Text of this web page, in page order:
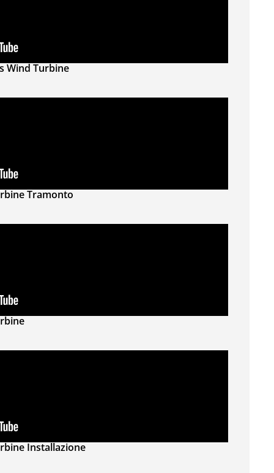
Wind Turbine
Tramonto
Installazione